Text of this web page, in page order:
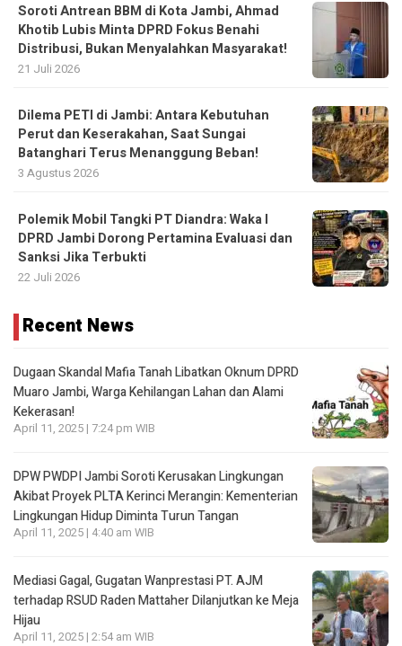
Soroti Antrean BBM di Kota Jambi, Ahmad
Khotib Lubis Minta DPRD Fokus Benahi
Distribusi, Bukan Menyalahkan Masyarakat!
21 Juli 2026
Dilema PETI di Jambi: Antara Kebutuhan
Perut dan Keserakahan, Saat Sungai
Batanghari Terus Menanggung Beban!
3 Agustus 2026
Polemik Mobil Tangki PT Diandra: Waka I
DPRD Jambi Dorong Pertamina Evaluasi dan
Sanksi Jika Terbukti
22 Juli 2026
Recent News
Dugaan Skandal Mafia Tanah Libatkan Oknum DPRD
Muaro Jambi, Warga Kehilangan Lahan dan Alami
Kekerasan!
April 11, 2025 | 7:24 pm WIB
DPW PWDPI Jambi Soroti Kerusakan Lingkungan
Akibat Proyek PLTA Kerinci Merangin: Kementerian
Lingkungan Hidup Diminta Turun Tangan
April 11, 2025 | 4:40 am WIB
Mediasi Gagal, Gugatan Wanprestasi PT. AJM
terhadap RSUD Raden Mattaher Dilanjutkan ke Meja
Hijau
April 11, 2025 | 2:54 am WIB